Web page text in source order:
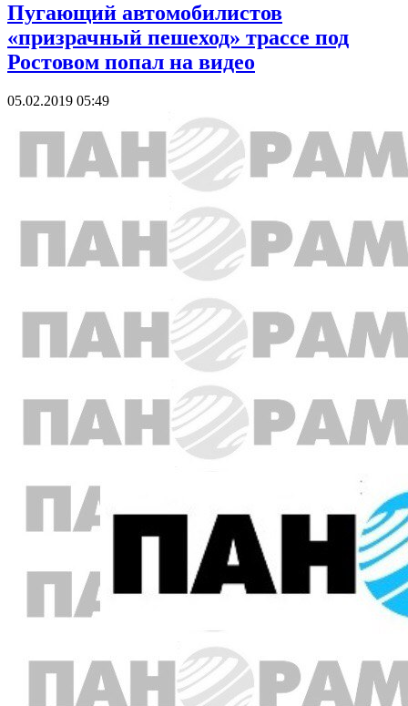
Пугающий автомобилистов
«призрачный пешеход» трассе под
Ростовом попал на видео
05.02.2019 05:49